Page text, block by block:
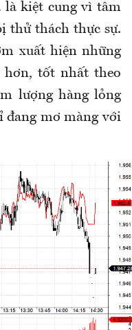
là kiệt cung vì tâm
thử thách thực sự.
xuất hiện những
hơn, tốt nhất theo
lượng hàng lỏng
đang mơ màng với